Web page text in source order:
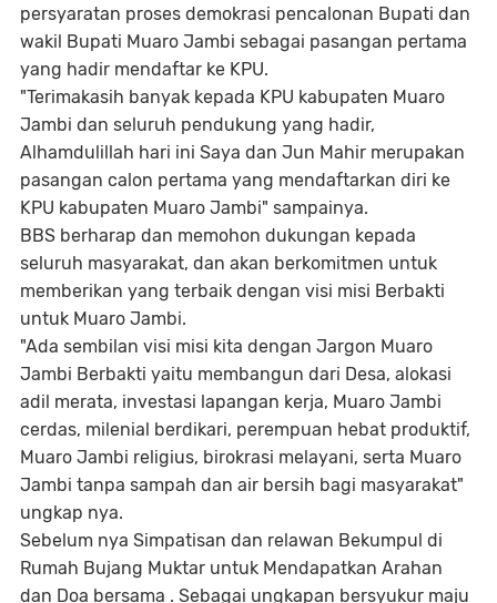
persyaratan proses demokrasi pencalonan Bupati dan
wakil Bupati Muaro Jambi sebagai pasangan pertama
yang hadir mendaftar ke KPU.
"Terimakasih banyak kepada KPU kabupaten Muaro
Jambi dan seluruh pendukung yang hadir,
Alhamdulillah hari ini Saya dan Jun Mahir merupakan
pasangan calon pertama yang mendaftarkan diri ke
KPU kabupaten Muaro Jambi" sampainya.
BBS berharap dan memohon dukungan kepada
seluruh masyarakat, dan akan berkomitmen untuk
memberikan yang terbaik dengan visi misi Berbakti
untuk Muaro Jambi.
"Ada sembilan visi misi kita dengan Jargon Muaro
Jambi Berbakti yaitu membangun dari Desa, alokasi
adil merata, investasi lapangan kerja, Muaro Jambi
cerdas, milenial berdikari, perempuan hebat produktif,
Muaro Jambi religius, birokrasi melayani, serta Muaro
Jambi tanpa sampah dan air bersih bagi masyarakat"
ungkap nya.
Sebelum nya Simpatisan dan relawan Bekumpul di
Rumah Bujang Muktar untuk Mendapatkan Arahan
dan Doa bersama . Sebagai ungkapan bersyukur maju